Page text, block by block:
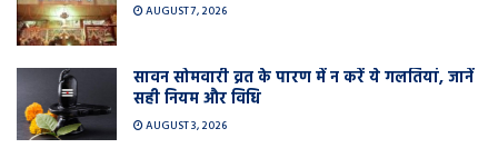
AUGUST 7, 2026
सावन सोमवारी व्रत के पारण में न करें ये गलतियां, जानें
सही नियम और विधि
AUGUST 3, 2026